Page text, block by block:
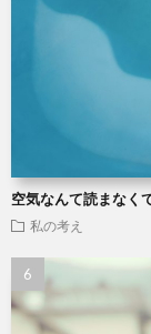
空気なんて読まなく
私の考え